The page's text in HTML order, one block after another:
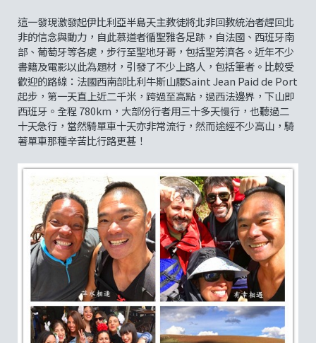
這一發現激發起伊比利亞半島天主教徒將北非回教統治者趕回北
非的信念與動力，自此慕道者循聖雅各足跡，自法國、西班牙南
部、葡萄牙等各處，步行至聖地牙哥，包括聖芳濟各。近年不少
書籍及電影以此為題材，引發了不少上路人，包括筆者。比較受
歡迎的路線：法國西南部比利牛斯山腰Saint Jean Paid de Port
起步，第一天直上近二千米，跨過至高點，過西法邊界，下山即
西班牙。全程 780km，大部份行者用三十多天慢行，也聽過二
十天急行，當然騎單車十天亦非常流行，然而途經不少高山，騎
著單車那種辛苦比行路更甚！